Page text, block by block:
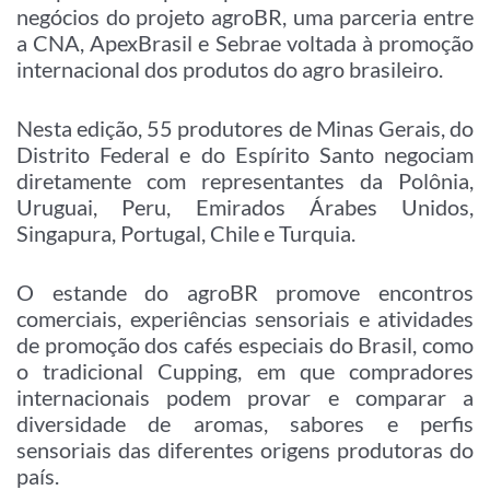
negócios do projeto agroBR, uma parceria entre
a CNA, ApexBrasil e Sebrae voltada à promoção
internacional dos produtos do agro brasileiro.
Nesta edição, 55 produtores de Minas Gerais, do
Distrito Federal e do Espírito Santo negociam
diretamente com representantes da Polônia,
Uruguai, Peru, Emirados Árabes Unidos,
Singapura, Portugal, Chile e Turquia.
O estande do agroBR promove encontros
comerciais, experiências sensoriais e atividades
de promoção dos cafés especiais do Brasil, como
o tradicional Cupping, em que compradores
internacionais podem provar e comparar a
diversidade de aromas, sabores e perfis
sensoriais das diferentes origens produtoras do
país.